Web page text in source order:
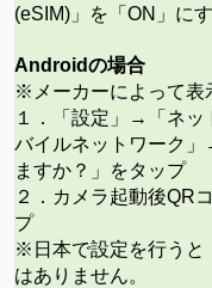
(eSIM)」を「ON」に
Androidの場合
※メーカーによって表
１．「設定」
→「ネッ
バイルネットワーク
ますか？」をタップ
２．カメラ起動後QR
プ
※日本で設定を行うと
はありません。